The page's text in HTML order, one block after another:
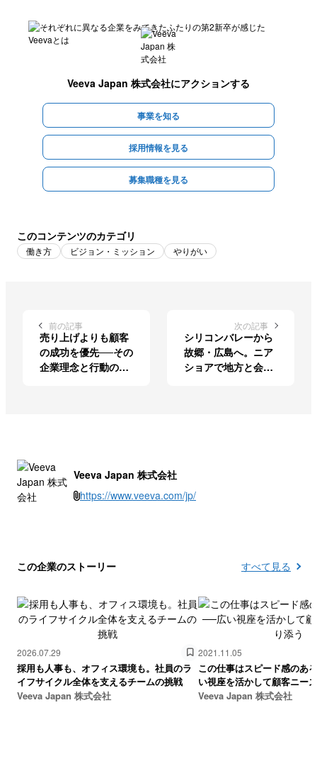
Veeva Japan 株式会社にアクションする
事業を知る
採用情報を見る
募集職種を見る
このコンテンツのカテゴリ
働き方 ビジョン・ミッション やりがい
前の記事
売り上げよりも顧客
の成功を優先──その
企業理念と行動の正
次の記事
シリコンバレーから
故郷・広島へ。ニア
ショアで地方と会社
Veeva Japan 株式会社
https://www.veeva.com/jp/
この企業のストーリー すべて見る
2026.07.29
採用も人事も、オフィス環境も。社員のラ
イフサイクル全体を支えるチームの挑戦
Veeva Japan 株式会社
2021.11.05
この仕事はスピード感のあ
い視座を活かして顧客ニー
Veeva Japan 株式会社